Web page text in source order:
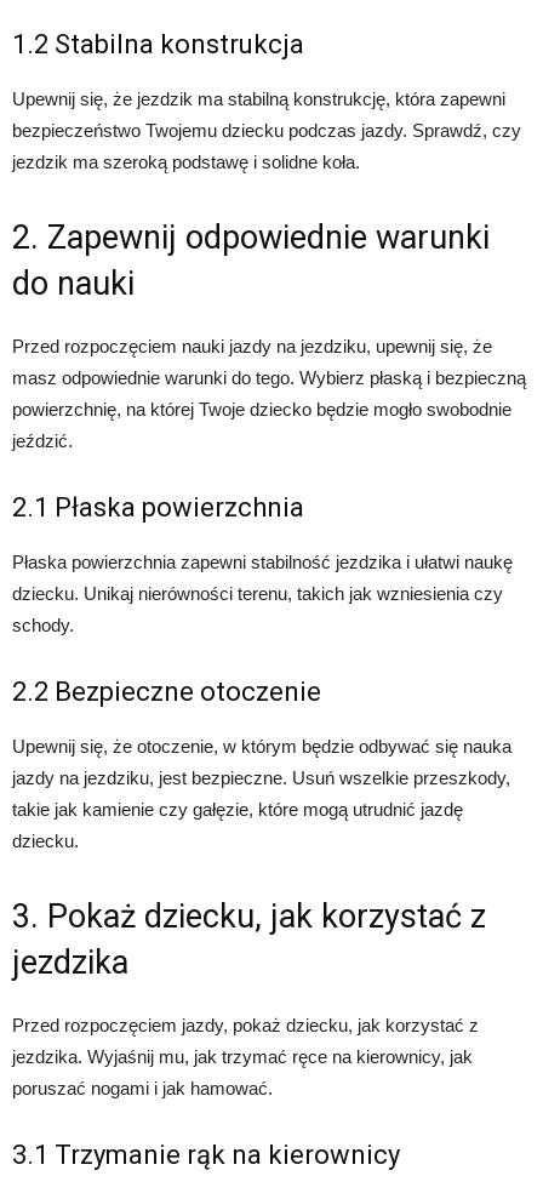
1.2 Stabilna konstrukcja
Upewnij się, że jezdzik ma stabilną konstrukcję, która zapewni
bezpieczeństwo Twojemu dziecku podczas jazdy. Sprawdź, czy
jezdzik ma szeroką podstawę i solidne koła.
2. Zapewnij odpowiednie warunki
do nauki
Przed rozpoczęciem nauki jazdy na jezdziku, upewnij się, że
masz odpowiednie warunki do tego. Wybierz płaską i bezpieczną
powierzchnię, na której Twoje dziecko będzie mogło swobodnie
jeździć.
2.1 Płaska powierzchnia
Płaska powierzchnia zapewni stabilność jezdzika i ułatwi naukę
dziecku. Unikaj nierówności terenu, takich jak wzniesienia czy
schody.
2.2 Bezpieczne otoczenie
Upewnij się, że otoczenie, w którym będzie odbywać się nauka
jazdy na jezdziku, jest bezpieczne. Usuń wszelkie przeszkody,
takie jak kamienie czy gałęzie, które mogą utrudnić jazdę
dziecku.
3. Pokaż dziecku, jak korzystać z
jezdzika
Przed rozpoczęciem jazdy, pokaż dziecku, jak korzystać z
jezdzika. Wyjaśnij mu, jak trzymać ręce na kierownicy, jak
poruszać nogami i jak hamować.
3.1 Trzymanie rąk na kierownicy